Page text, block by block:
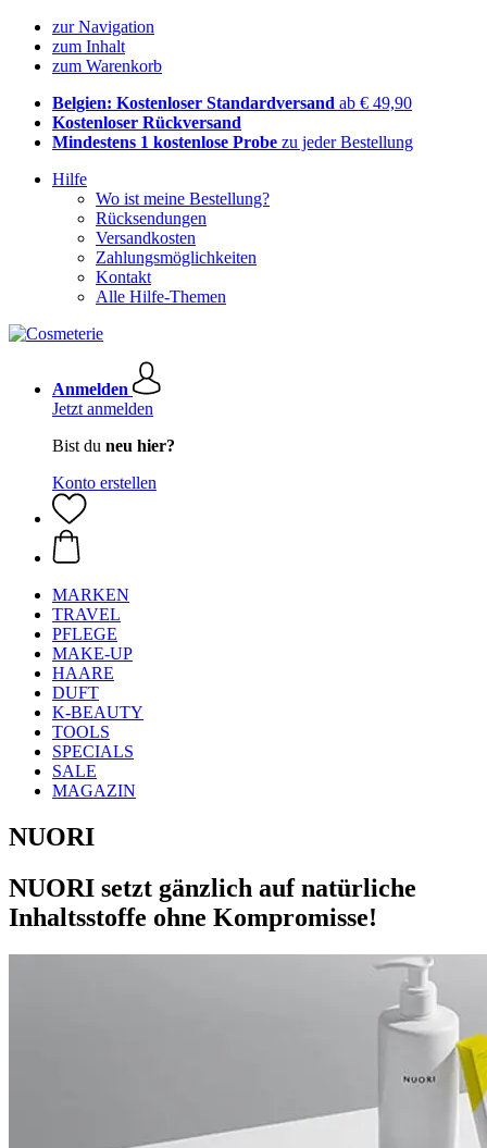
zur Navigation
zum Inhalt
zum Warenkorb
Belgien: Kostenloser Standardversand ab € 49,90
Kostenloser Rückversand
Mindestens 1 kostenlose Probe zu jeder Bestellung
Hilfe
Wo ist meine Bestellung?
Rücksendungen
Versandkosten
Zahlungsmöglichkeiten
Kontakt
Alle Hilfe-Themen
Anmelden
Jetzt anmelden
Bist du neu hier?
Konto erstellen
MARKEN
TRAVEL
PFLEGE
MAKE-UP
HAARE
DUFT
K-BEAUTY
TOOLS
SPECIALS
SALE
MAGAZIN
NUORI
NUORI setzt gänzlich auf natürliche
Inhaltsstoffe ohne Kompromisse!